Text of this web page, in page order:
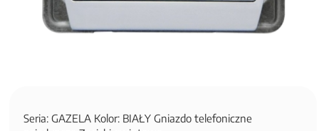
Seria: GAZELA Kolor: BIAŁY Gniazdo telefoniczne